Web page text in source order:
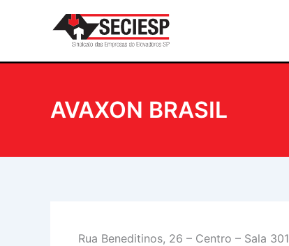
conteúdo
AVAXON BRASIL
Rua Beneditinos, 26 – Centro – Sala 301